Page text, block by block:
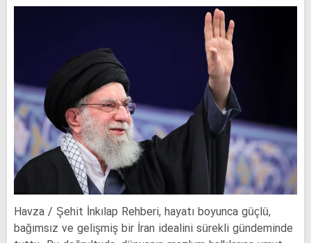
Havza / Şehit İnkılap Rehberi, hayatı boyunca güçlü,
bağımsız ve gelişmiş bir İran idealini sürekli gündeminde